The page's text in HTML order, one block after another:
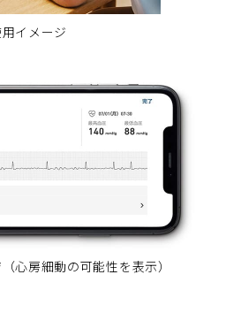
イメージ
心房細動の可能性を表示）